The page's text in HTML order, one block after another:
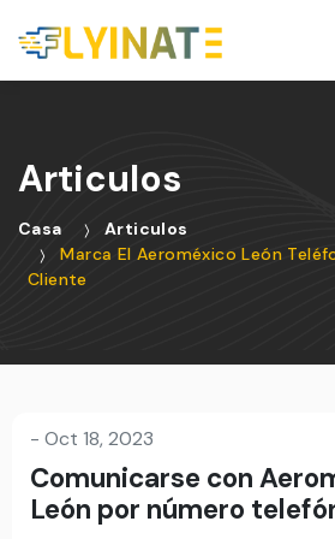
Articulos
Casa
Articulos
Marca El Aeroméxico León
Cliente
- Oct 18, 2023
Comunicarse con
León por número